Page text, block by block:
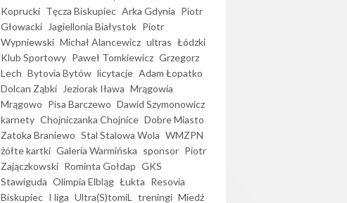
Koprucki Tęcza Biskupiec Arka Gdynia Piotr
Głowacki
Jagiellonia Białystok Piotr
Wypniewski Michał Alancewicz ultras Łódzki
Klub Sportowy Paweł Tomkiewicz Grzegorz
Lech Bytovia Bytów licytacje Adam Łopatko
Dolcan Ząbki
Jeziorak Iława Mrągowia
Mrągowo Pisa Barczewo Dawid Szymonowicz
karnety Chojniczanka Chojnice Dobre Miasto
Zatoka Braniewo Stal Stalowa Wola WMZPN
żółte kartki Galeria Warmińska sponsor Piotr
Zajączkowski Rominta Gołdap GKS
Stawiguda Olimpia Elbląg Łukta Resovia
Biskupiec I liga Ultra(S)tomiL treningi Miedź